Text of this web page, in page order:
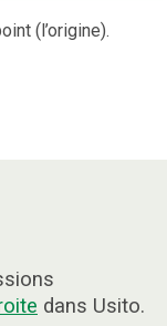
(l’origine).
dans Usito.